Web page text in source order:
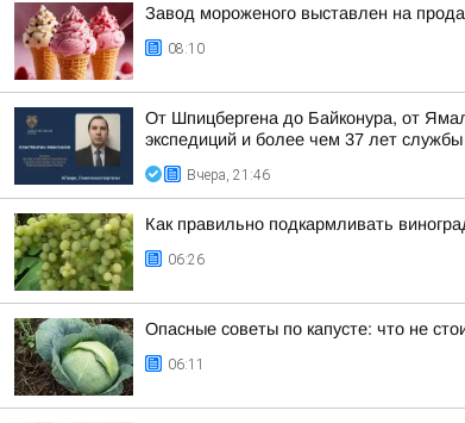
Завод мороженого выставлен на
08:10
От Шпицбергена до Байконура, от
экспедиций и более чем 37 лет
Вчера, 21:46
Как правильно подкармливать
06:26
Опасные советы по капусте: что не
06:11